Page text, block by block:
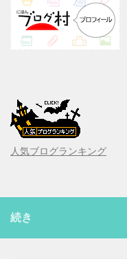
人気ブログランキング
続き